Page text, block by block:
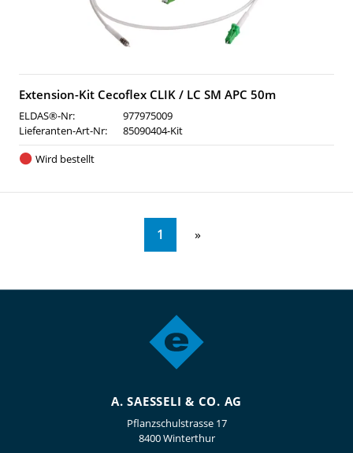
Extension-Kit Cecoflex CLIK / LC SM APC 50m
ELDAS®-Nr:
977975009
Lieferanten-Art-Nr:
85090404-Kit
Wird bestellt
1
A. SAESSELI & CO. AG
Pflanzschulstrasse 17
8400 Winterthur